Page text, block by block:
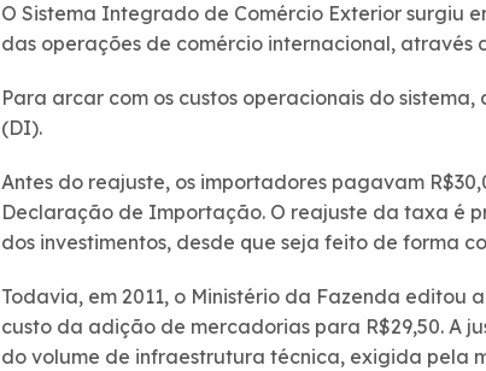
O Sistema Integrado de Comércio Exterior surgiu
das operações de comércio internacional,
Para arcar com os custos operacionais do sistema,
(DI).
Antes do reajuste, os importadores pagavam
Declaração de Importação. O reajuste da taxa é
dos investimentos, desde que seja feito de forma
Todavia, em 2011, o Ministério da Fazenda editou
custo da adição de mercadorias para R$29,50. A
do volume de infraestrutura técnica, exigida pela